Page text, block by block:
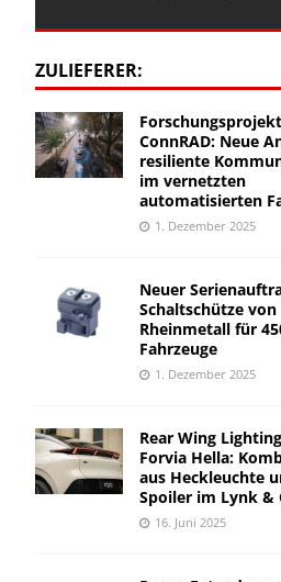
ZULIEFERER:
Forschungsprojekt
ConnRAD: Neue
resiliente
im vernetzten
automatisierten
1. Dezember 2025
Neuer
Schaltschütze von
Rheinmetall für
Fahrzeuge
1. Dezember 2025
Rear Wing
Forvia Hella:
aus Heckleuchte
Spoiler im Lynk &
16. Juni 2025